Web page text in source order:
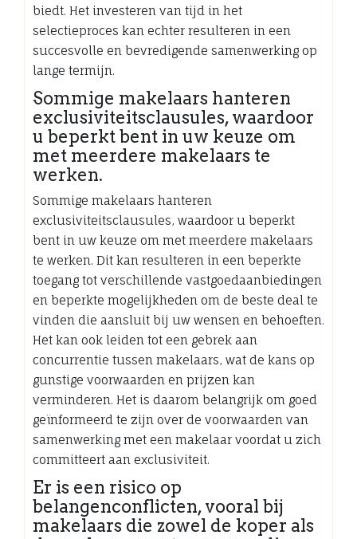
biedt. Het investeren van tijd in het
selectieproces kan echter resulteren in een
succesvolle en bevredigende samenwerking op
lange termijn.
Sommige makelaars hanteren
exclusiviteitsclausules, waardoor
u beperkt bent in uw keuze om
met meerdere makelaars te
werken.
Sommige makelaars hanteren
exclusiviteitsclausules, waardoor u beperkt
bent in uw keuze om met meerdere makelaars
te werken. Dit kan resulteren in een beperkte
toegang tot verschillende vastgoedaanbiedingen
en beperkte mogelijkheden om de beste deal te
vinden die aansluit bij uw wensen en behoeften.
Het kan ook leiden tot een gebrek aan
concurrentie tussen makelaars, wat de kans op
gunstige voorwaarden en prijzen kan
verminderen. Het is daarom belangrijk om goed
geïnformeerd te zijn over de voorwaarden van
samenwerking met een makelaar voordat u zich
committeert aan exclusiviteit.
Er is een risico op
belangenconflicten, vooral bij
makelaars die zowel de koper als